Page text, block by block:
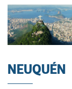
NEUQUÉN